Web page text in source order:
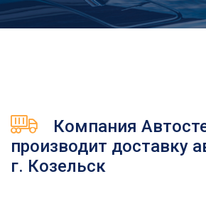
Компания
производит доставку
г. Козельск